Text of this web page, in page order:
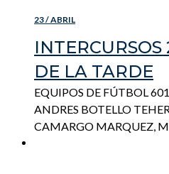
23 / ABRIL
DE LA TARDE
EQUIPOS DE FÚTBOL
ANDRES BOTELLO
CAMARGO MARQUEZ,